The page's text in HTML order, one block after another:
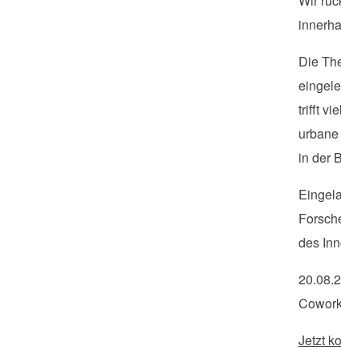
Die
trifft
in der
des
Jetzt